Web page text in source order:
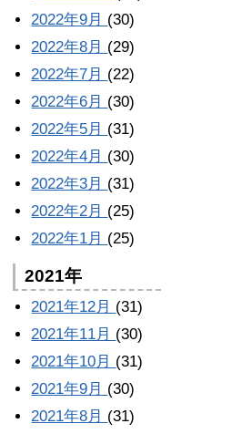
2022年9月 (30)
2022年8月 (29)
2022年7月 (22)
2022年6月 (30)
2022年5月 (31)
2022年4月 (30)
2022年3月 (31)
2022年2月 (25)
2022年1月 (25)
2021年
2021年12月 (31)
2021年11月 (30)
2021年10月 (31)
2021年9月 (30)
2021年8月 (31)